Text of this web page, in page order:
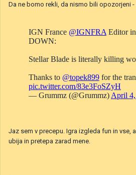
Da ne bomo rekli, da nismo bili opozorjeni
Jaz sem v precepu. Igra izgleda fun in vse,
ubija in pretepa zarad mene.